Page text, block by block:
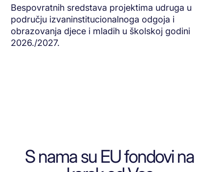
Bespovratnih sredstava projektima udruga u
području izvaninstitucionalnoga odgoja i
obrazovanja djece i mladih u školskoj godini
2026./2027.
S nama su EU fondovi na